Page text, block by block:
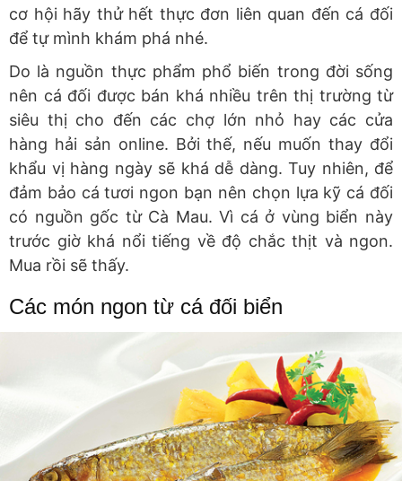
cơ hội hãy thử hết thực đơn liên quan đến cá đối
để tự mình khám phá nhé.
Do là nguồn thực phẩm phổ biến trong đời sống
nên cá đối được bán khá nhiều trên thị trường từ
siêu thị cho đến các chợ lớn nhỏ hay các cửa
hàng hải sản online. Bởi thế, nếu muốn thay đổi
khẩu vị hàng ngày sẽ khá dễ dàng. Tuy nhiên, để
đảm bảo cá tươi ngon bạn nên chọn lựa kỹ cá đối
có nguồn gốc từ Cà Mau. Vì cá ở vùng biển này
trước giờ khá nổi tiếng về độ chắc thịt và ngon.
Mua rồi sẽ thấy.
Các món ngon từ cá đối biển